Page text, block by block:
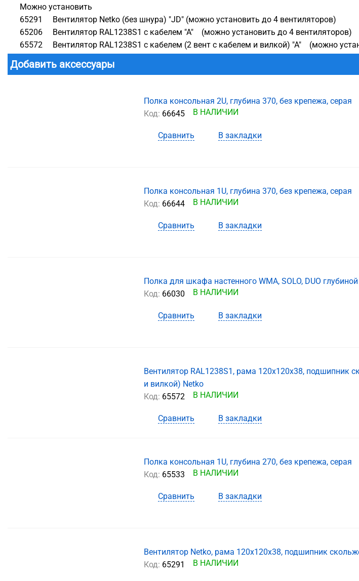
Можно установить
65291 Вентилятор Netko (без шнура) "JD" (можно установить до 4 вентиляторов)
65206 Вентилятор RAL1238S1 с кабелем "А" (можно установить до 4 вентиляторов)
65572 Вентилятор RAL1238S1 с кабелем (2 вент с кабелем и вилкой) "А" (можно
Добавить аксессуары
Полка консольная 2U, глубина 370, без крепежа, серая
Код: 66645 В НАЛИЧИИ
Сравнить В закладки
Полка консольная 1U, глубина 370, без крепежа, серая
Код: 66644 В НАЛИЧИИ
Сравнить В закладки
Полка для шкафа настенного WMA, SOLO, DUO
Код: 66030 В НАЛИЧИИ
Сравнить В закладки
Вентилятор RAL1238S1, рама 120х120х38, подшипник
и вилкой) Netko
Код: 65572 В НАЛИЧИИ
Сравнить В закладки
Полка консольная 1U, глубина 270, без крепежа, серая
Код: 65533 В НАЛИЧИИ
Сравнить В закладки
Вентилятор Netko, рама 120х120х38, подшипник
Код: 65291 В НАЛИЧИИ